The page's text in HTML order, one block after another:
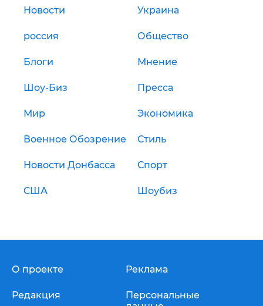
Новости Украина
россия Общество
Блоги Мнение
Шоу-Биз Пресса
Мир Экономика
Военное Обозрение Стиль
Новости Донбасса Спорт
США Шоубиз
О проекте
Редакция
Реклама
Персональные